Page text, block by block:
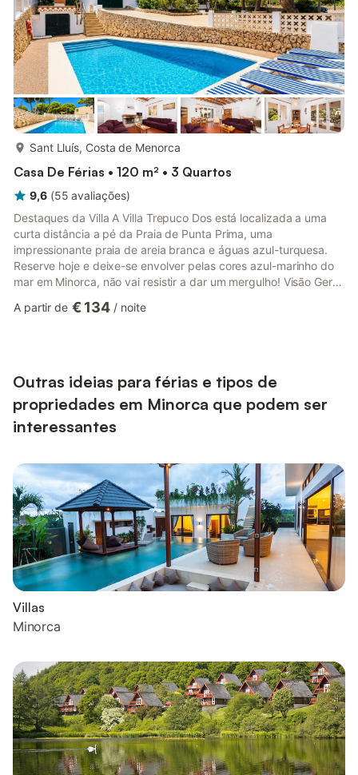
Sant Lluís, Costa de Menorca
Casa De Férias • 120 m² • 3 Quartos
9,6 (55 avaliações)
Destaques da Villa A Villa Trepuco Dos está localizada a uma
curta distância a pé da Praia de Punta Prima, uma
impressionante praia de areia branca e águas azul-turquesa.
Reserve hoje e deixe-se envolver pelas cores azul-marinho do
mar em Minorca, não vai resistir a dar um mergulho! Visão Geral
Esta propriedade de aluguer de férias isolada oferece ar
Restauran...
A partir de € 134 / noite
Outras ideias para férias e tipos de
propriedades em Minorca que podem ser
interessantes
Villas
Minorca